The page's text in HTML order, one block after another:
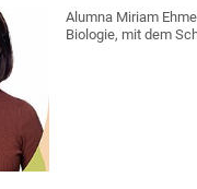
Alumna Miriam
Biologie, mit dem